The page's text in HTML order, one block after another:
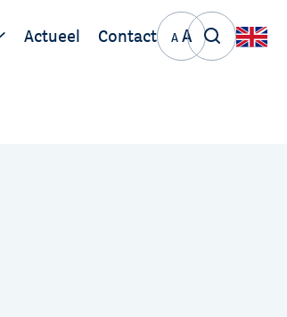
Actueel Contact A A